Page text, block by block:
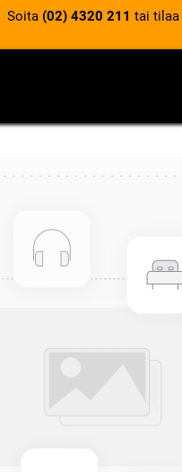
Soita (02) 4320 211 tai tilaa